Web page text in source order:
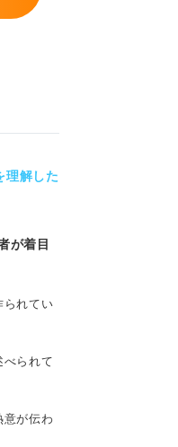
理解した
が着目
られてい
られて
が伝わ